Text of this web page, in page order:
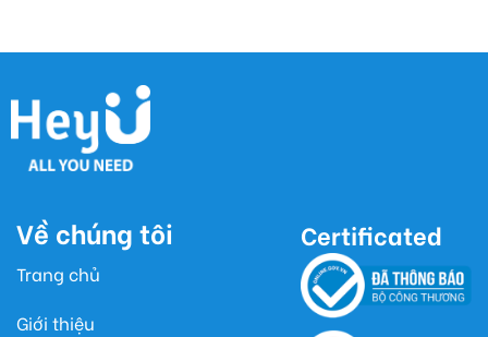
Về chúng tôi
Trang chủ
Giới thiệu
Certificated